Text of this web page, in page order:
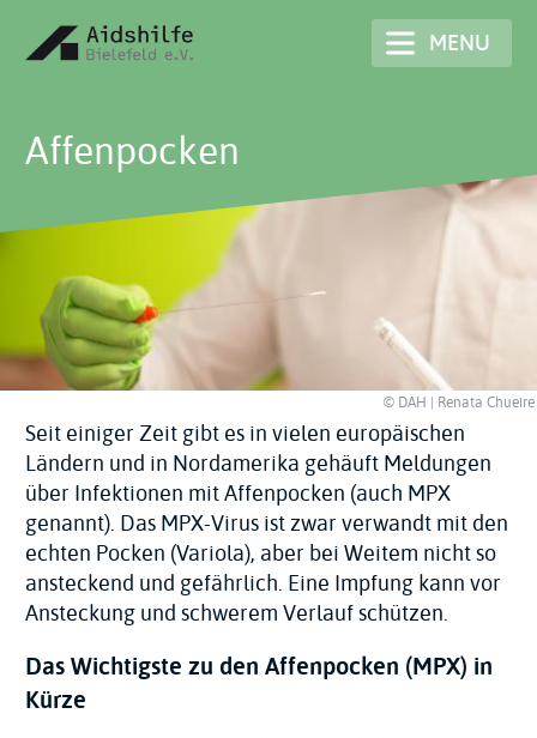
MENU
Affenpocken
© DAH | Renata Chueire
Seit einiger Zeit gibt es in vielen europäischen
Ländern und in Nordamerika gehäuft Meldungen
über Infektionen mit Affenpocken (auch MPX
genannt). Das MPX-Virus ist zwar verwandt mit den
echten Pocken (Variola), aber bei Weitem nicht so
ansteckend und gefährlich. Eine Impfung kann vor
Ansteckung und schwerem Verlauf schützen.
Das Wichtigste zu den Affenpocken (MPX) in
Kürze